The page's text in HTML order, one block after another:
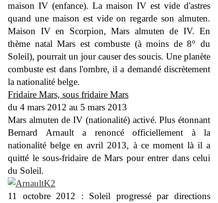
maison IV (enfance). La maison IV est vide d'astres
quand une maison est vide on regarde son almuten.
Maison IV en Scorpion, Mars almuten de IV. En
thème natal Mars est combuste (à moins de 8° du
Soleil), pourrait un jour causer des soucis. Une planète
combuste est dans l'ombre, il a demandé discrètement
la nationalité belge.
Fridaire Mars, sous fridaire Mars
du 4 mars 2012 au 5 mars 2013
Mars almuten de IV (nationalité) activé. Plus étonnant
Bernard Arnault a renoncé officiellement à la
nationalité belge en avril 2013, à ce moment là il a
quitté le sous-fridaire de Mars pour entrer dans celui
du Soleil.
11 octobre 2012 : Soleil progressé par directions